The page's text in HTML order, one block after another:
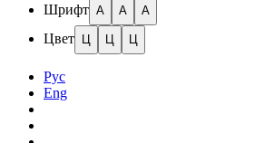
Шрифт A A A
Цвет Ц Ц Ц
Рус
Eng